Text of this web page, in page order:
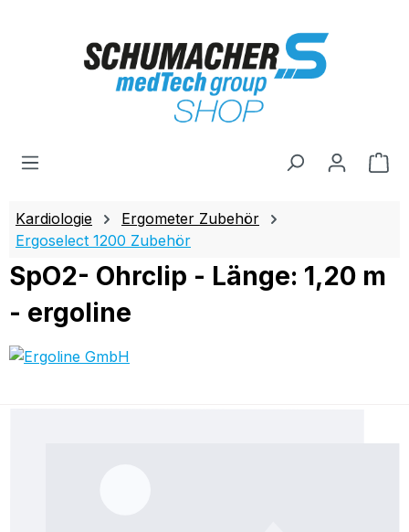
Kardiologie
Ergometer Zubehör
Ergoselect 1200 Zubehör
SpO2- Ohrclip - Länge: 1,20 m
- ergoline